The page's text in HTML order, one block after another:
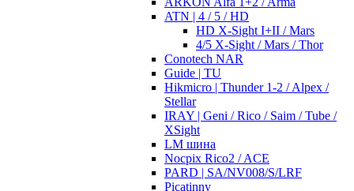
ATN | 4 / 5 / HD
HD X-Sight I+II / Mars
4/5 X-Sight / Mars / Thor
Conotech NAR
Guide | TU
Hikmicro | Thunder 1-2 / Alpex /
Stellar
IRAY | Geni / Rico / Saim / Tube /
XSight
LM шина
Nocpix Rico2 / ACE
PARD | SA/NV008/S/LRF
Picatinny